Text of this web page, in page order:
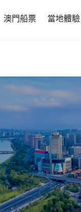
澳門船票 當地體驗